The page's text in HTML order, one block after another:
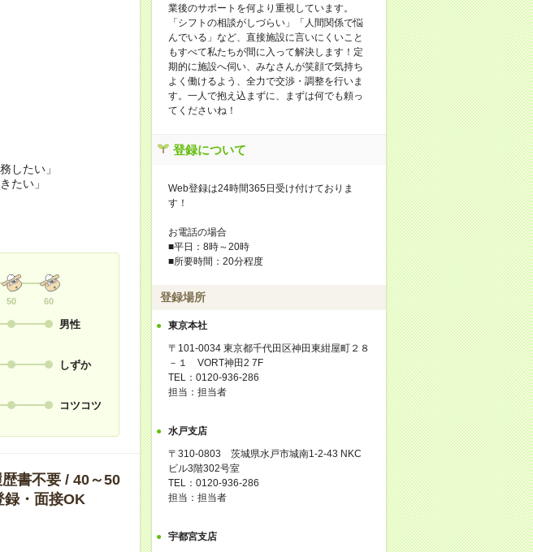
したい」
たい」
50 60
男性
しずか
コツコツ
書不要 / 40～50
・面接OK
業後のサポートを何より重視しています。
「シフトの相談がしづらい」「人間関係で悩
んでいる」など、直接施設に言いにくいこと
もすべて私たちが間に入って解決します！定
期的に施設へ伺い、みなさんが笑顔で気持ち
よく働けるよう、全力で交渉・調整を行いま
す。一人で抱え込まずに、まずは何でも頼っ
てくださいね！
登録について
Web登録は24時間365日受け付けておりま
す！
お電話の場合
■平日：8時～20時
■所要時間：20分程度
登録場所
東京本社
〒101-0034 東京都千代田区神田東紺屋町２８
－１ VORT神田2 7F
TEL：0120-936-286
担当：担当者
水戸支店
〒310-0803 茨城県水戸市城南1-2-43 NKC
ビル3階302号室
TEL：0120-936-286
担当：担当者
宇都宮支店